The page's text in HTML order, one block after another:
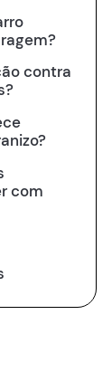
contra
com